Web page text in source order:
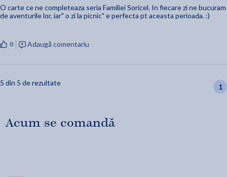
O carte ce ne completeaza seria Familiei Soricel. In fiecare zi ne bucuram
de aventurile lor, iar" o zi la picnic" e perfecta pt aceasta perioada. :)
0 Adaugă comentariu
5 din 5 de rezultate 1
Acum se comandă